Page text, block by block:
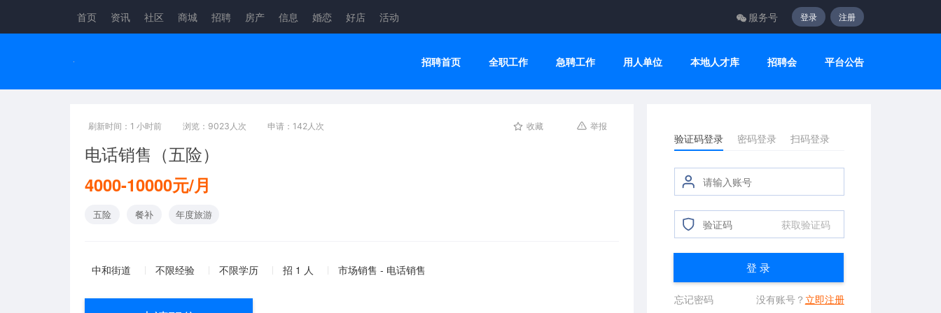
首页 资讯 社区 商城 招聘 房产 信息 婚恋 好店 活动 服务号 登录 注册
招聘首页 全职工作 急聘工作 用人单位 本地人才库 招聘会 平台公告
刷新时间：1 小时前 浏览：9023人次 申请：142人次 收藏 举报
电话销售（五险）
4000-10000元/月
五险 餐补 年度旅游
中和街道 不限经验 不限学历 招 1 人 市场销售 - 电话销售
验证码登录 密码登录 扫码登录
获取验证码
登 录
忘记密码 没有账号？ 立即注册